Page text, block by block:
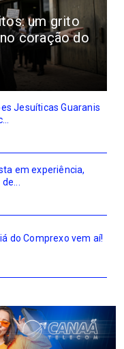
um grito
coração do
Jesuíticas Guaranis
em experiência,
do Comprexo vem aí!